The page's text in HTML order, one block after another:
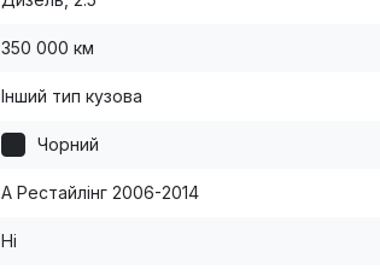
350 000 км
Інший тип кузова
Чорний
A Рестайлінг 2006-2014
Ні